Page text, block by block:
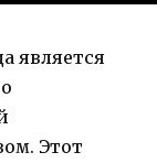
является
Этот